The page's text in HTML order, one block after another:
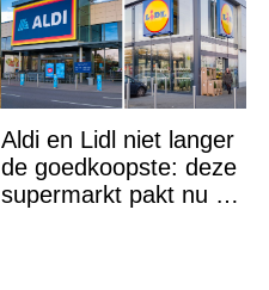
Aldi en Lidl niet langer
de goedkoopste: deze
supermarkt pakt nu de